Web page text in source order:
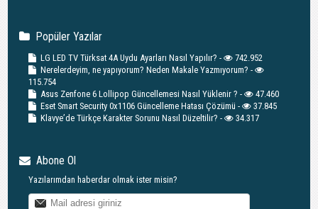
Popüler Yazılar
LG LED TV Türksat 4A Uydu Ayarları Nasıl Yapılır? -
742.952
Nerelerdeyim, ne yapıyorum? Neden Makale Yazmıyorum? -
115.754
Asus Zenfone 6 Lollipop Güncellemesi Nasıl Yüklenir ? -
47.460
Eset Smart Security 0x1106 Güncelleme Hatası Çözümü -
37.845
Klavye’de Türkçe Karakter Sorunu Nasıl Düzeltilir? -
34.317
Abone Ol
Yazılarımdan haberdar olmak ister misin?